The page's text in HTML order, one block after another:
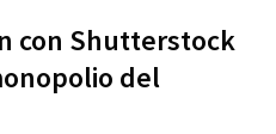
con Shutterstock
del